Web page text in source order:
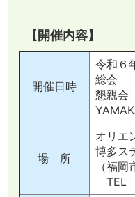
【開催内容】
開催日時
令和６
総会
懇親
場 所
オリエ
博多ス
（福
TEL